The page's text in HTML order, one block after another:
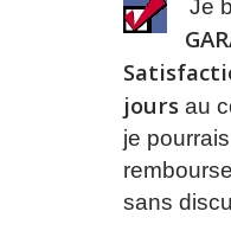
Je
jours au
je
sans